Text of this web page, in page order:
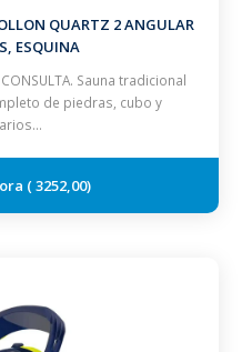
QUARTZ 2 ANGULAR
ESQUINA
CONSULTA. Sauna tradicional
de piedras, cubo y
3252,00